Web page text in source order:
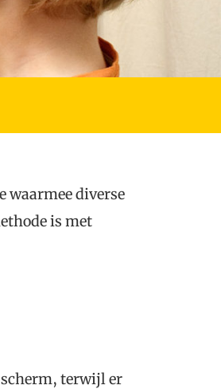
waarmee diverse
is met
scherm, terwijl er